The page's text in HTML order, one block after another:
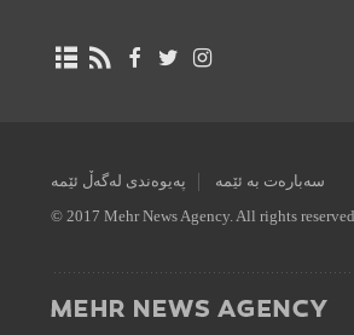
سەبارەت بە ئێمە پەیوەندی لەگەڵ ئێمە
© 2017 Mehr News Agency. All rights reserved